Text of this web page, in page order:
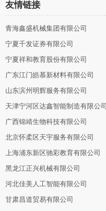
友情链接
青海鑫盛机械集团有限公司
宁夏千发证券有限公司
宁夏祥和教育股份有限公司
广东江门皓慕新材料有限公司
山东滨州明辉服务有限公司
天津宁河区达鑫智能制造有限公司
广西锦靖生物科技有限公司
北京怀柔区天宇服务有限公司
上海浦东新区驰彩教育有限公司
黑龙江正兴机械有限公司
河北佳美人工智能有限公司
甘肃昌道贸易有限公司